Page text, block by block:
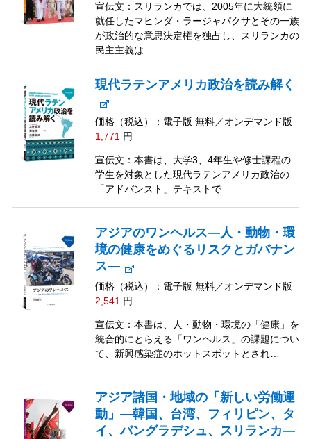
宣伝文：スリランカでは、2005年に大統領に
就任したマヒンダ・ラージャパクサとその一族
が政治的な意思決定権を独占し、スリランカの
民主主義は…
現代ラテンアメリカ政治を読み解く
価格（税込）：電子版 無料／オンデマンド版
1,771円
宣伝文：本書は、大学3、4年生や修士課程の
学生を対象とした現代ラテンアメリカ政治の
「アドバンスト」テキストで…
アジアのワンヘルス―人・動物・環
境の健康をめぐるリスクとガバナン
ス―
価格（税込）：電子版 無料／オンデマンド版
2,541円
宣伝文：本書は、人・動物・環境の「健康」を
統合的にとらえる「ワンヘルス」の課題につい
て、新興感染症のホットスポットとされ…
アジア諸国・地域の「新しい労働運
動」―韓国、台湾、フィリピン、タ
イ、バングラデシュ、スリランカ―